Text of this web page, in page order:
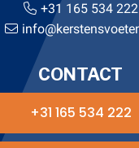
+31 165 534 222
CONTACT
+31 165 534 222